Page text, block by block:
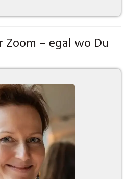
– egal wo Du